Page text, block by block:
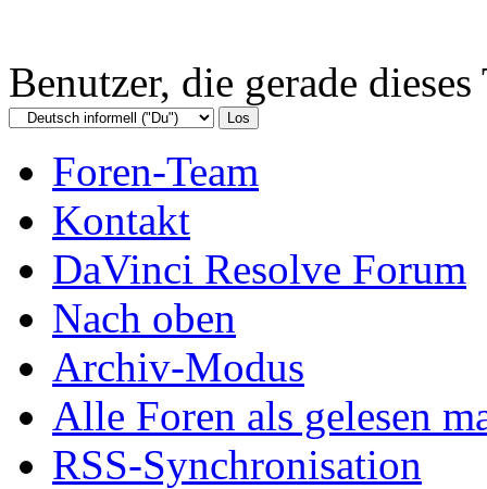
Benutzer, die gerade
Foren-Team
Kontakt
DaVinci Resolve Forum
Nach oben
Archiv-Modus
Alle Foren als gelesen
RSS-Synchronisation